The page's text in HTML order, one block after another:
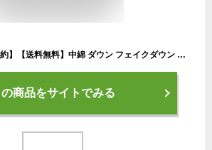
【宅配便B】【一部予約】【送料無料】中綿 ダウン フェイクダウン ジャケット レディース アウター ブルゾン オーバーサイズ ショート丈 フード付き フード 光沢感 ドローコード サイドポケット 防寒 暖か 秋 冬【メール便NG】
の商品をサイトでみる